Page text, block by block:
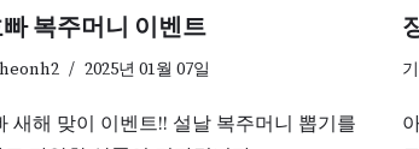
복주머니 이벤트
2025년 01월 07일
새해 맞이 이벤트!! 설날 복주머니 뽑기를